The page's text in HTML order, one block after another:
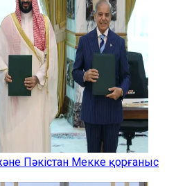
Пәкістан Мекке қорғаныс